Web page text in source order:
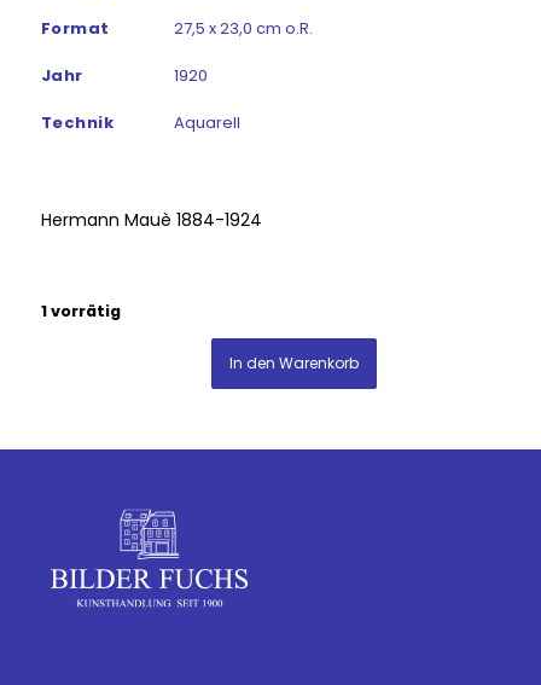
Format 27,5 x 23,0 cm o.R.
Jahr 1920
Technik Aquarell
Hermann Mauè 1884-1924
1 vorrätig
In den Warenkorb